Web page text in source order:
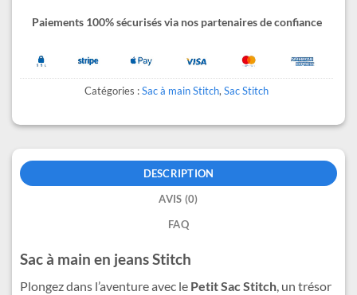
Paiements 100% sécurisés via nos partenaires de confiance
Catégories :Sac à main Stitch, Sac Stitch
DESCRIPTION
AVIS (0)
FAQ
Sac à main en jeans Stitch
Plongez dans l’aventure avec le Petit Sac Stitch, un trésor